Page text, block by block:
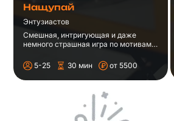
Нащупай
Энтузиастов
Смешная, интригующая и даже
немного страшная игра по мотивам
Барнауле.
5-25 30 мин от 5500